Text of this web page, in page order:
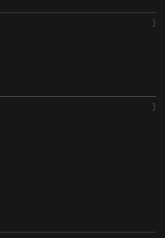
}
}